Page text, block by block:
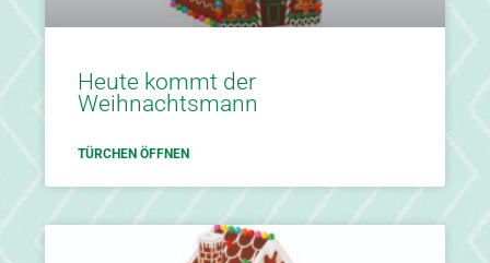
Heute kommt der
Weihnachtsmann
TÜRCHEN ÖFFNEN